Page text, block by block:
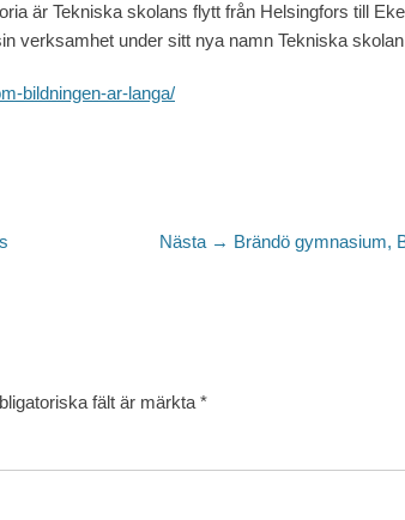
är Tekniska skolans flytt från Helsingfors till
verksamhet under sitt nya namn Tekniska
bildningen-ar-langa/
Nästa → Nästa
Brändö gymnasium,
fält är märkta *